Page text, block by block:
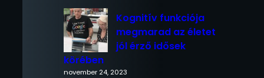
Kognitív funkciója
megmarad az életet
jól érző idősek
körében
november 24, 2023